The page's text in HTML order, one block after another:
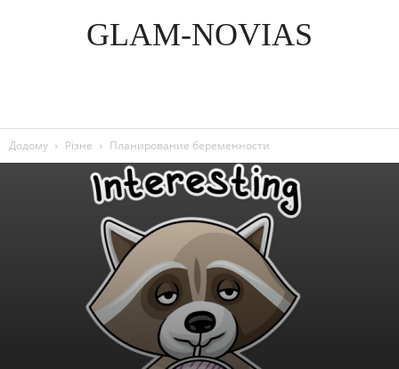
GLAM-NOVIAS
Додому Різне Планирование беременности